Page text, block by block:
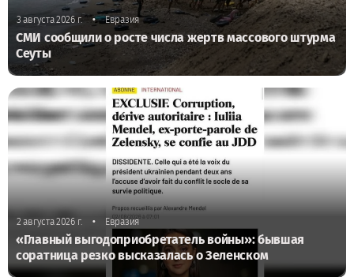
3 августа 2026 г. • Евразия
СМИ сообщили о росте числа жертв массового штурма
Сеуты
2 августа 2026 г. • Евразия
«Главный выгодоприобретатель войны»: бывшая
соратница резко высказалась о Зеленском